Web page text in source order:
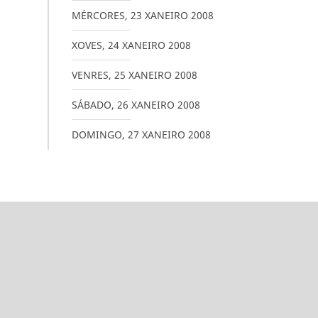
MÉRCORES, 23 XANEIRO 2008
XOVES, 24 XANEIRO 2008
VENRES, 25 XANEIRO 2008
SÁBADO, 26 XANEIRO 2008
DOMINGO, 27 XANEIRO 2008